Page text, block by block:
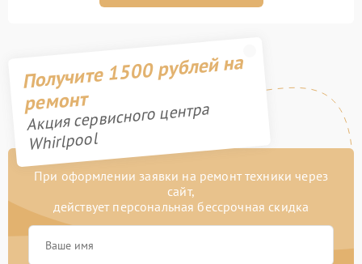
Получите 1500 рублей на
ремонт
Акция сервисного центра
Whirlpool
При оформлении заявки на ремонт техники через
сайт,
действует персональная бессрочная скидка